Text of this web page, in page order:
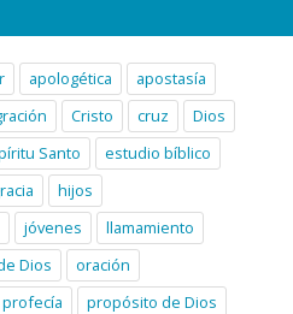
apologética
apostasía
Cristo cruz
Dios
Santo
estudio bíblico
hijos
jóvenes
llamamiento
Dios
oración
profecía
propósito de Dios